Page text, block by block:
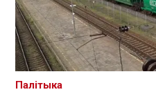
Палітыка